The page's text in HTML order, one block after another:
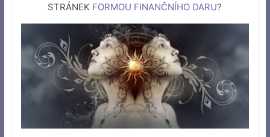
STRÁNEK FORMOU FINANČNÍHO DARU?